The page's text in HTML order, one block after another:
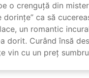
o crenguță din
dorințe” ca să
un romantic
dorit. Curând însă
vin cu un preț